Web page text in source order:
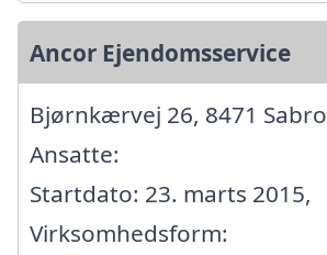
Ancor Ejendomsservice
Bjørnkærvej 26, 8471 Sabro
Ansatte:
Startdato: 23. marts 2015,
Virksomhedsform: